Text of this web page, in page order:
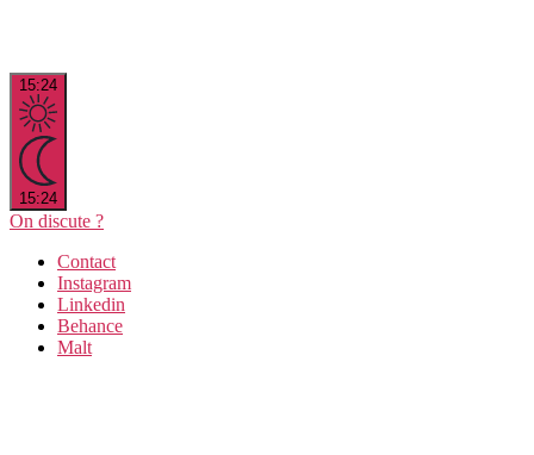
15:24
15:24
On discute ?
Contact
Instagram
Linkedin
Behance
Malt